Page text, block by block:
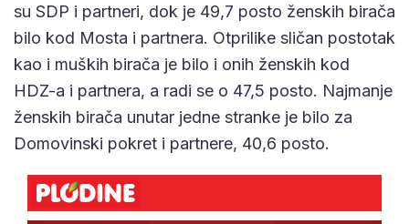
su SDP i partneri, dok je 49,7 posto ženskih birača
bilo kod Mosta i partnera. Otprilike sličan postotak
kao i muških birača je bilo i onih ženskih kod
HDZ-a i partnera, a radi se o 47,5 posto. Najmanje
ženskih birača unutar jedne stranke je bilo za
Domovinski pokret i partnere, 40,6 posto.